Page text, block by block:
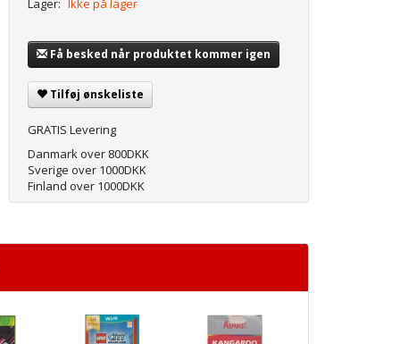
Lager: Ikke på lager
Få besked når produktet kommer igen
Tilføj ønskeliste
GRATIS Levering
Danmark over 800DKK
Sverige over 1000DKK
Finland over 1000DKK